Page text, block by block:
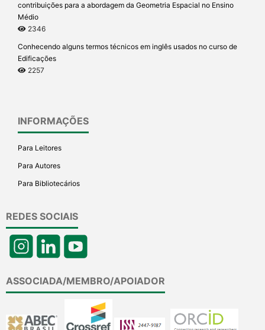
contribuições para a abordagem da Geometria Espacial no Ensino
Médio
2346
Conhecendo alguns termos técnicos em inglês usados no curso de
Edificações
2257
INFORMAÇÕES
Para Leitores
Para Autores
Para Bibliotecários
REDES SOCIAIS
ASSOCIADA/MEMBRO/APOIADOR